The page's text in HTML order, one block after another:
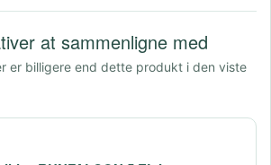
at sammenligne med
er billigere end dette produkt i den viste